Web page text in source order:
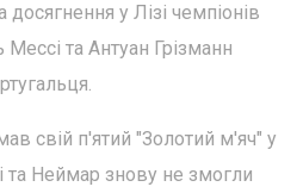
у Лізі чемпіонів
та Антуан Грізманн
свій п'ятий "Золотий м'яч" у
та Неймар знову не змогли